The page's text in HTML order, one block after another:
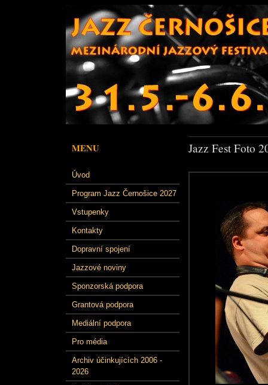
MENU
Úvod
Program Jazz Černošice 2027
Vstupenky
Kontakty
Dopravní spojení
Jazzové noviny
Sponzorská podpora
Grantová podpora
Mediální podpora
Pro média
Archiv účinkujících 2006 -
2026
Jazz Fest Foto